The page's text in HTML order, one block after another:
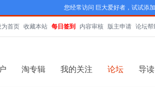
您经常访问 巨大爱好者，试试添
为首页 收藏本站 每日签到 内容审核 版主申请 论坛帮
淘专辑 我的关注 论坛 导读